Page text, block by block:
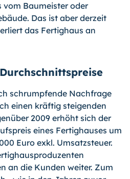
Baumeister oder
Das ist aber derzeit
das Fertighaus an
schrumpfende Nachfrage
einen kräftig steigenden
2009 erhöht sich der
eines Fertighauses um
Euro exkl. Umsatzsteuer.
an die Kunden weiter. Zum